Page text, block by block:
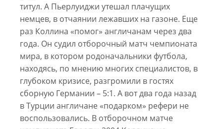
титул. А Пьерлуиджи утешал плачущих
немцев, в отчаянии лежавших на газоне. Еще
раз Коллина «помог» англичанам через два
года. Он судил отборочный матч чемпионата
мира, в котором родоначальники футбола,
находясь, по мнению многих специалистов, в
глубоком кризисе, разгромили в гостях
сборную Германии – 5:1. А вот два года назад
в Турции англичане «подарком» рефери не
воспользовались. В отборочном матче